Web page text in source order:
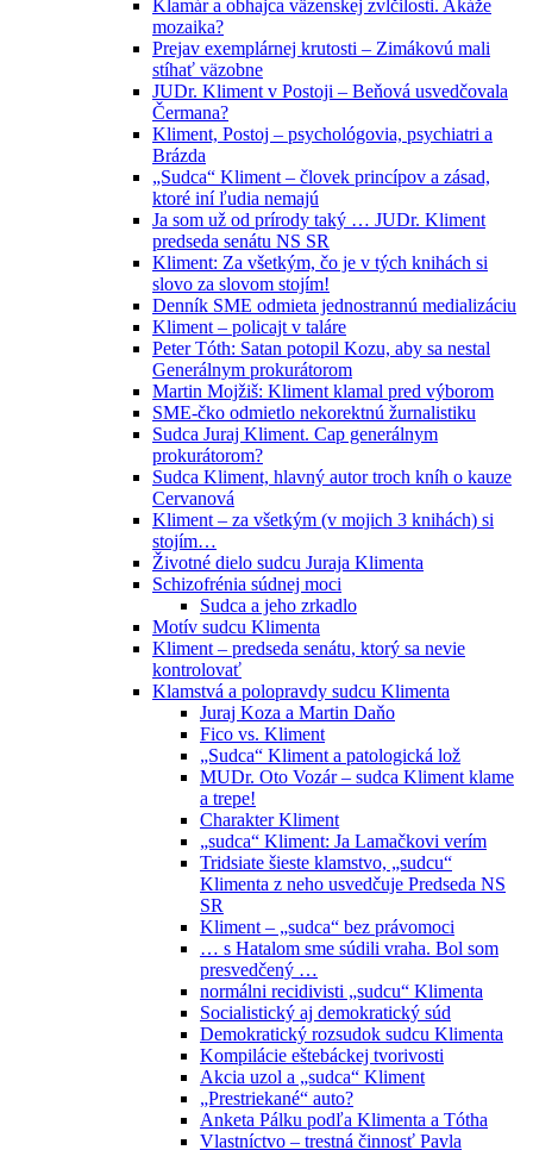
Klamár a obhajca väzenskej zvlčilosti. Akáže
mozaika?
Prejav exemplárnej krutosti – Zimákovú mali
stíhať väzobne
JUDr. Kliment v Postoji – Beňová usvedčovala
Čermana?
Kliment, Postoj – psychológovia, psychiatri a
Brázda
„Sudca“ Kliment – človek princípov a zásad,
ktoré iní ľudia nemajú
Ja som už od prírody taký … JUDr. Kliment
predseda senátu NS SR
Kliment: Za všetkým, čo je v tých knihách si
slovo za slovom stojím!
Denník SME odmieta jednostrannú medializáciu
Kliment – policajt v taláre
Peter Tóth: Satan potopil Kozu, aby sa nestal
Generálnym prokurátorom
Martin Mojžiš: Kliment klamal pred výborom
SME-čko odmietlo nekorektnú žurnalistiku
Sudca Juraj Kliment. Cap generálnym
prokurátorom?
Sudca Kliment, hlavný autor troch kníh o kauze
Cervanová
Kliment – za všetkým (v mojich 3 knihách) si
stojím…
Životné dielo sudcu Juraja Klimenta
Schizofrénia súdnej moci
Sudca a jeho zrkadlo
Motív sudcu Klimenta
Kliment – predseda senátu, ktorý sa nevie
kontrolovať
Klamstvá a polopravdy sudcu Klimenta
Juraj Koza a Martin Daňo
Fico vs. Kliment
„Sudca“ Kliment a patologická lož
MUDr. Oto Vozár – sudca Kliment klame
a trepe!
Charakter Kliment
„sudca“ Kliment: Ja Lamačkovi verím
Tridsiate šieste klamstvo, „sudcu“
Klimenta z neho usvedčuje Predseda NS
SR
Kliment – „sudca“ bez právomoci
… s Hatalom sme súdili vraha. Bol som
presvedčený …
normálni recidivisti „sudcu“ Klimenta
Socialistický aj demokratický súd
Demokratický rozsudok sudcu Klimenta
Kompilácie eštebáckej tvorivosti
Akcia uzol a „sudca“ Kliment
„Prestriekané“ auto?
Anketa Pálku podľa Klimenta a Tótha
Vlastníctvo – trestná činnosť Pavla